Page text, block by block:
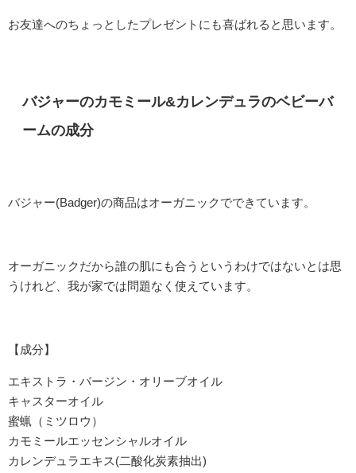
お友達へのちょっとしたプレゼントにも喜ばれると思います。
バジャーのカモミール&カレンデュラのベビーバ
ームの成分
バジャー(Badger)の商品はオーガニックでできています。
オーガニックだから誰の肌にも合うというわけではないとは思
うけれど、我が家では問題なく使えています。
【成分】
エキストラ・バージン・オリーブオイル
キャスターオイル
蜜蝋（ミツロウ）
カモミールエッセンシャルオイル
カレンデュラエキス(二酸化炭素抽出)